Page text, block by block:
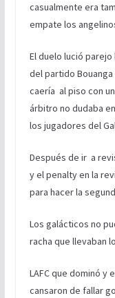
casualmente era
empate los
El duelo lució
del partido
caería al piso con
árbitro no dudaba
los jugadores del
Después de ir a
y el penalty en la
para hacer la
Los galácticos no
racha que llevaban
LAFC que dominó y
cansaron de fallar